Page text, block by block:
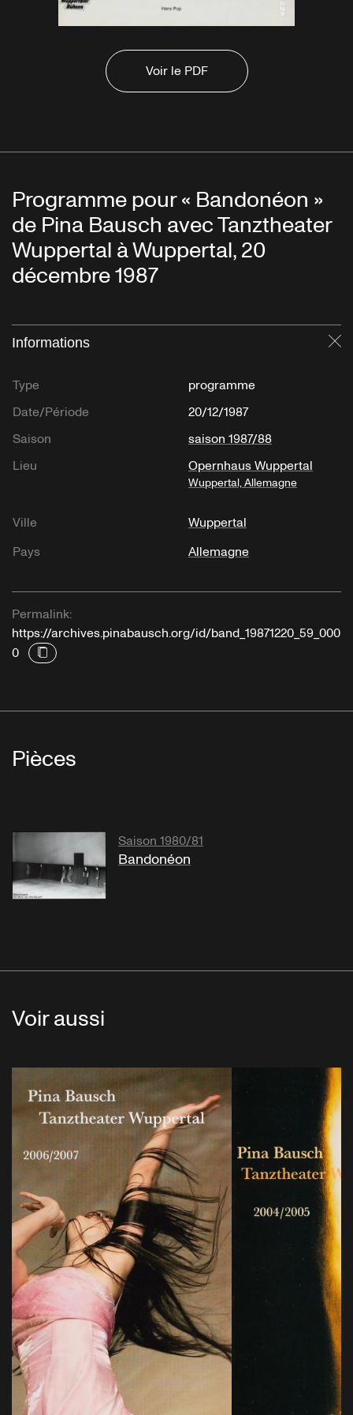
Voir le PDF
Programme pour « Bandonéon »
de Pina Bausch avec Tanztheater
Wuppertal à Wuppertal, 20
décembre 1987
Informations
Type
programme
Date/Période
20/12/1987
Saison
saison 1987/88
Lieu
Opernhaus Wuppertal
Wuppertal, Allemagne
Ville
Wuppertal
Pays
Allemagne
Permalink:
https://archives.pinabausch.org/id/band_19871220_59_000
0
Pièces
Saison 1980/81
Bandonéon
Voir aussi